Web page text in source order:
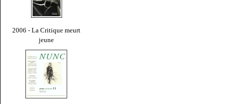
2006 - La Critique meurt
jeune